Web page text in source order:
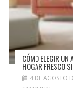
CÓMO ELEGIR UN
HOGAR FRESCO
4 DE AGOSTO